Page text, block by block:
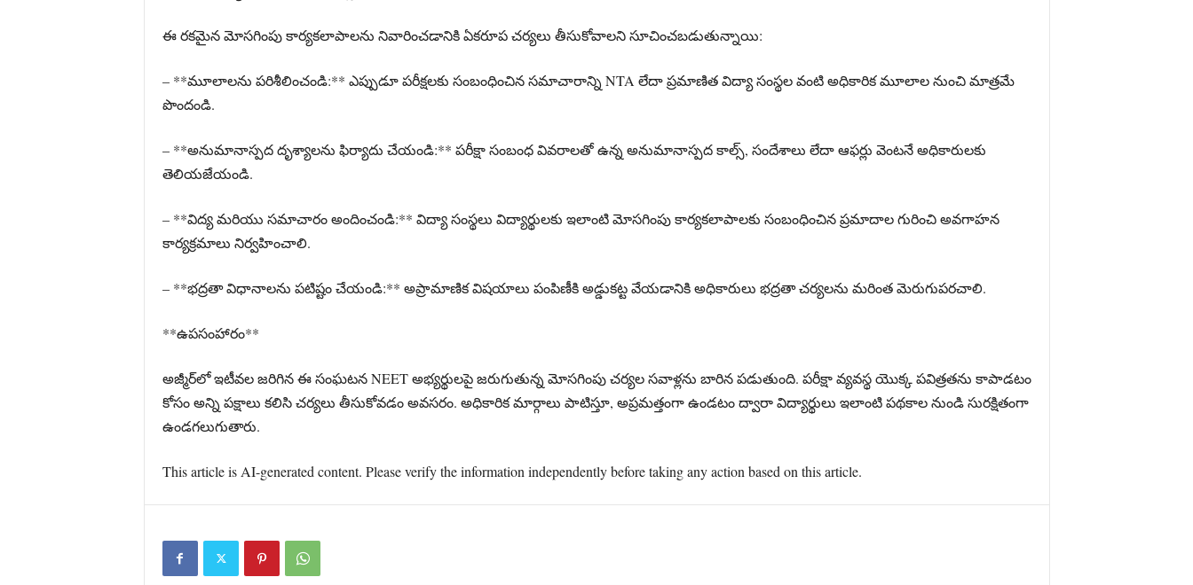
ఈ రకమైన మోసగింపు కార్యకలాపాలను నివారించడానికి ఏకరూప చర్యలు తీసుకోవాలని సూచించబడుతున్నాయి:
– **మూలాలను పరిశీలించండి:** ఎప్పుడూ పరీక్షలకు సంబంధించిన సమాచారాన్ని NTA లేదా ప్రమాణిత విద్యా సంస్థల వంటి అధికారిక మూలాల నుంచి మాత్రమే
పొందండి.
– **అనుమానాస్పద దృశ్యాలను ఫిర్యాదు చేయండి:** పరీక్షా సంబంధ వివరాలతో ఉన్న అనుమానాస్పద కాల్స్, సందేశాలు లేదా ఆఫర్లు వెంటనే అధికారులకు
తెలియజేయండి.
– **విద్య మరియు సమాచారం అందించండి:** విద్యా సంస్థలు విద్యార్థులకు ఇలాంటి మోసగింపు కార్యకలాపాలకు సంబంధించిన ప్రమాదాల గురించి అవగాహన
కార్యక్రమాలు నిర్వహించాలి.
– **భద్రతా విధానాలను పటిష్టం చేయండి:** అప్రామాణిక విషయాలు పంపిణీకి అడ్డుకట్ట వేయడానికి అధికారులు భద్రతా చర్యలను మరింత మెరుగుపరచాలి.
**ఉపసంహారం**
అజ్మీర్‌లో ఇటీవల జరిగిన ఈ సంఘటన NEET అభ్యర్థులపై జరుగుతున్న మోసగింపు చర్యల సవాళ్లను బారిన పడుతుంది. పరీక్షా వ్యవస్థ యొక్క పవిత్రతను కాపాడటం
కోసం అన్ని పక్షాలు కలిసి చర్యలు తీసుకోవడం అవసరం. అధికారిక మార్గాలు పాటిస్తూ, అప్రమత్తంగా ఉండటం ద్వారా విద్యార్థులు ఇలాంటి పథకాల నుండి సురక్షితంగా
ఉండగలుగుతారు.
This article is AI-generated content. Please verify the information independently before taking any action based on this article.